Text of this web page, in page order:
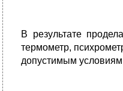
В результате
термометр,
допустимым условиям